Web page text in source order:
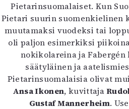
Pietarinsuomalaiset. Kun
Pietari suurin suomenkielinen
muutamaksi vuodeksi tai
oli paljon esimerkiksi
nokikolareina ja
säätyläinen ja
Pietarinsuomalaisia olivat
Ansa Ikonen, kuvittaja
Gustaf Mannerheim.